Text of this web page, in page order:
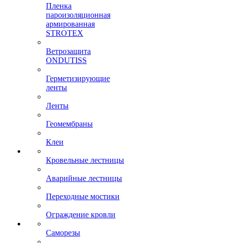
Пленка
пароизоляционная
армированная
STROTEX
Ветрозащита
ONDUTISS
Герметизирующие
ленты
Ленты
Геомембраны
Клеи
Кровельные лестницы
Аварийные лестницы
Переходные мостики
Ограждение кровли
Саморезы